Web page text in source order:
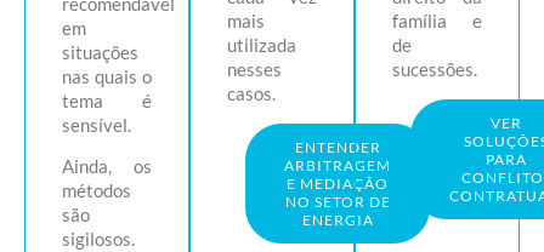
em
situações
nas quais o
tema é
sensível.
Ainda, os
métodos
são
sigilosos.
mais
utilizada
nesses
casos.
ENTENDER
ARBITRAGEM
E MEDIAÇÃO
NO SETOR DE
ENERGIA
família e
de
sucessões.
VER
PARA